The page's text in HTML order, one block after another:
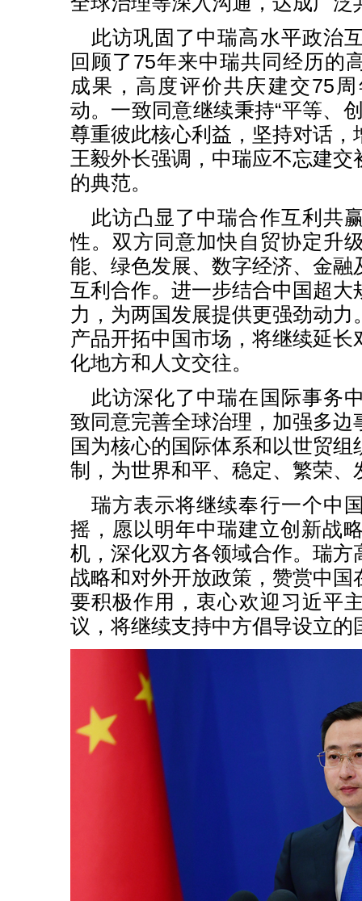
此访巩固了中瑞高水平政治
回顾了75年来中瑞共同经历的
成果，高度评价共庆建交75
动。一致同意继续秉持“平等、
尊重彼此核心利益，坚持对话，
王毅外长强调，中瑞应不忘建交
的典范。
此访凸显了中瑞合作互利共
性。双方同意加快自贸协定升
能、绿色发展、数字经济、金融
互利合作。进一步结合中国超大
力，为两国发展提供更强劲动
产品开拓中国市场，将继续延
化地方和人文交往。
此访深化了中瑞在国际事务
致同意完善全球治理，加强多边
国为核心的国际体系和以世贸
制，为世界和平、稳定、繁荣、
瑞方表示将继续奉行一个中
摇，愿以明年中瑞建立创新战
机，深化双方各领域合作。瑞方
战略和对外开放政策，赞赏中国
要积极作用，衷心欢迎习近平
议，将继续支持中方倡导设立的